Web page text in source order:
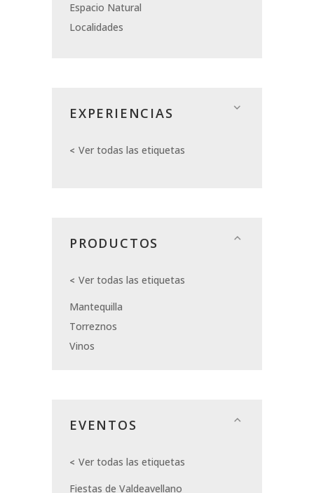
Espacio Natural
Localidades
EXPERIENCIAS
Ver todas las etiquetas
PRODUCTOS
Ver todas las etiquetas
Mantequilla
Torreznos
Vinos
EVENTOS
Ver todas las etiquetas
Fiestas de Valdeavellano